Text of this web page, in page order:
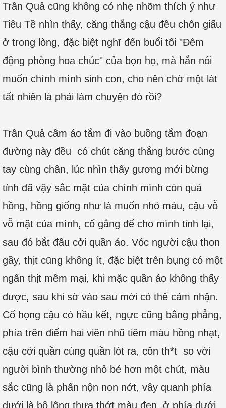
Trần Quả cũng không có nhẹ nhõm thích ý như
Tiêu Tề nhìn thấy, căng thẳng cậu đều chôn giấu
ở trong lòng, đặc biệt nghĩ đến buổi tối "Đêm
động phòng hoa chúc" của bọn họ, mà hắn nói
muốn chính mình sinh con, cho nên chờ một lát
tất nhiên là phải làm chuyện đó rồi?
Trần Quả cầm áo tắm đi vào buồng tắm đoạn
đường này đều có chút căng thẳng bước cùng
tay cùng chân, lúc nhìn thấy gương mới bừng
tỉnh đã vậy sắc mặt của chính mình còn quá
hồng, hồng giống như là muốn nhỏ máu, cậu vỗ
vỗ mặt của mình, cố gắng để cho mình tỉnh lại,
sau đó bắt đầu cởi quần áo. Vóc người cậu thon
gầy, thịt cũng không ít, đặc biệt trên bụng có một
ngấn thịt mềm mại, khi mặc quần áo không thấy
được, sau khi sờ vào sau mới có thể cảm nhận.
Cổ họng cậu có hầu kết, ngực cũng bằng phẳng,
phía trên điểm hai viên nhũ tiêm màu hồng nhạt,
cậu cởi quần cùng quần lót ra, côn th*t so với
người bình thường nhỏ bé hơn một chút, màu
sắc cũng là phấn nộn non nớt, vây quanh phía
dưới là bộ lông thưa thớt màu đen, ở phía dưới